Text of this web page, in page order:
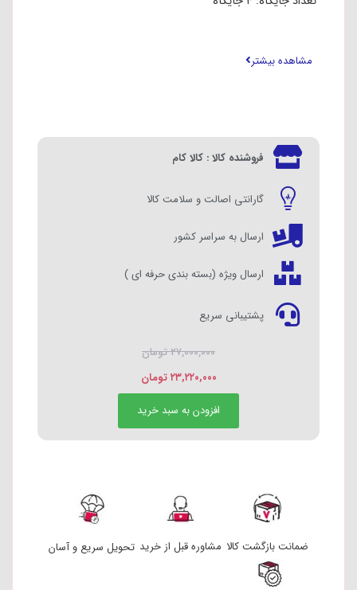
قابلیت یخ زدایی: دارد
مشاهده بیشتر
فروشنده کالا : کالا کام
گارانتی اصالت و سلامت کالا
ارسال به سراسر کشور
ارسال ویژه (بسته بندی حرفه ای )
پشتیبانی سریع
۲۷,۰۰۰,۰۰۰تومان
۲۳,۲۲۰,۰۰۰ تومان
افزودن به سبد خرید
ضمانت بازگشت کالا مشاوره قبل از خرید تحویل سریع و آسان